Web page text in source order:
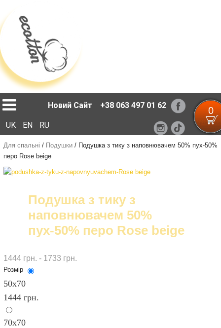
Новий Сайт +38 063 497 01 62 0
UK EN RU
Для спальні / Подушки/ Подушка з тику з наповнювачем 50% пух-50%
перо Rose beige
Подушка з тику з
наповнювачем 50%
пух-50% перо Rose beige
1444 грн. - 1733 грн.
Розмір
50х70
1444 грн.
70х70